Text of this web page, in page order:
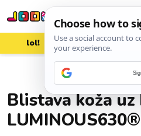
lol! aww
Blistava koža uz